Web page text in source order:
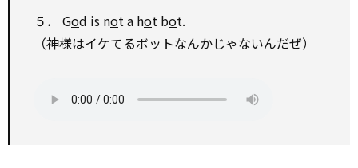
５． God is not a hot bot.
（神様はイケてるボットなんかじゃないんだぜ）